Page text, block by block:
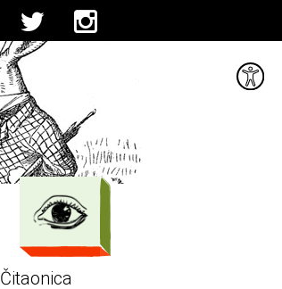
Čitaonica